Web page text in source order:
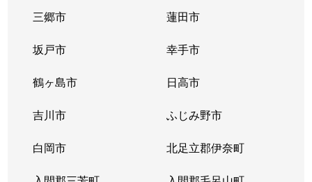
三郷市 蓮田市
坂戸市 幸手市
鶴ヶ島市 日高市
吉川市 ふじみ野市
白岡市 北足立郡伊奈町